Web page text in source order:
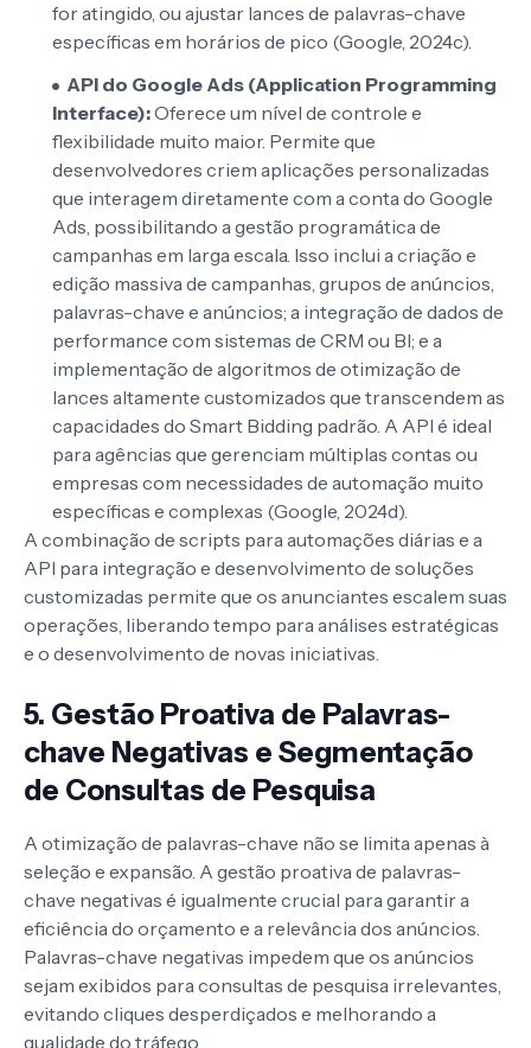
for atingido, ou ajustar lances de palavras-chave
específicas em horários de pico (Google, 2024c).
API do Google Ads (Application Programming
Interface):Oferece um nível de controle e
flexibilidade muito maior. Permite que
desenvolvedores criem aplicações personalizadas
que interagem diretamente com a conta do Google
Ads, possibilitando a gestão programática de
campanhas em larga escala. Isso inclui a criação e
edição massiva de campanhas, grupos de anúncios,
palavras-chave e anúncios; a integração de dados de
performance com sistemas de CRM ou BI; e a
implementação de algoritmos de otimização de
lances altamente customizados que transcendem as
capacidades do Smart Bidding padrão. A API é ideal
para agências que gerenciam múltiplas contas ou
empresas com necessidades de automação muito
específicas e complexas (Google, 2024d).
A combinação de scripts para automações diárias e a
API para integração e desenvolvimento de soluções
customizadas permite que os anunciantes escalem suas
operações, liberando tempo para análises estratégicas
e o desenvolvimento de novas iniciativas.
5. Gestão Proativa de Palavras-
chave Negativas e Segmentação
de Consultas de Pesquisa
A otimização de palavras-chave não se limita apenas à
seleção e expansão. A gestão proativa de palavras-
chave negativas é igualmente crucial para garantir a
eficiência do orçamento e a relevância dos anúncios.
Palavras-chave negativas impedem que os anúncios
sejam exibidos para consultas de pesquisa irrelevantes,
evitando cliques desperdiçados e melhorando a
qualidade do tráfego.